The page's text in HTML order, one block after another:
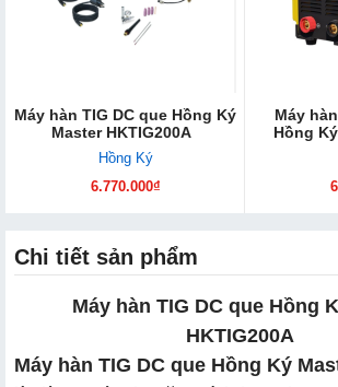
Máy hàn TIG DC que Hồng Ký
Master HKTIG200A
Hồng Ký
6.770.000₫
Máy
Hồng
Chi tiết sản phẩm
Máy hàn TIG DC que Hồng
HKTIG200A
Máy hàn TIG DC que Hồng Ký